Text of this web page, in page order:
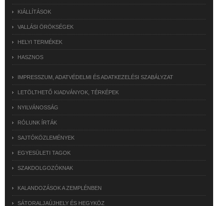
KIÁLLÍTÁSOK
VALLÁSI ÖRÖKSÉGEK
HELYI TERMÉKEK
HASZNOS
IMPRESSZUM, ADATVÉDELMI ÉS ADATKEZELÉSI SZABÁLYZAT
LETÖLTHETŐ KIADVÁNYOK, TÉRKÉPEK
NYILVÁNOSSÁG
RÓLUNK ÍRTÁK
SAJTÓKÖZLEMÉNYEK
EGYESÜLETI TAGOK
SZAKDOLGOZÓKNAK
KALANDOZÁSOK A ZEMPLÉNBEN
SÁTORALJAÚJHELY ÉS HEGYKÖZ